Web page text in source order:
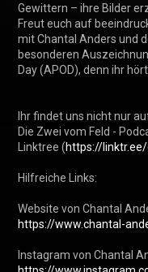
Gewittern – ihre Bilder
Freut euch auf
mit Chantal Anders und
besonderen
Day (APOD), denn ihr
Ihr findet uns nicht nur
Die Zwei vom Feld -
Linktree (https://
Hilfreiche Links:
https://www.chantal-